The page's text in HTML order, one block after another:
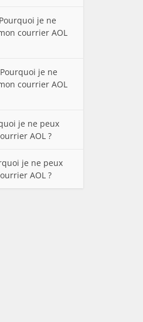
Pourquoi je ne
courrier AOL
Pourquoi je ne
courrier AOL
je ne peux
AOL ?
je ne peux
AOL ?